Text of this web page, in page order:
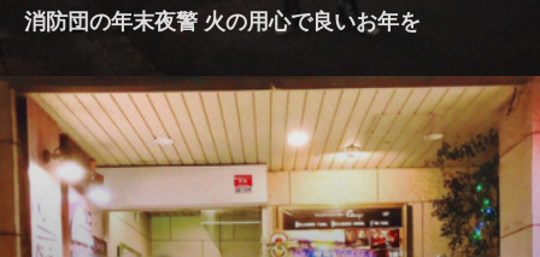
消防団の年末夜警 火の用心で良いお年を